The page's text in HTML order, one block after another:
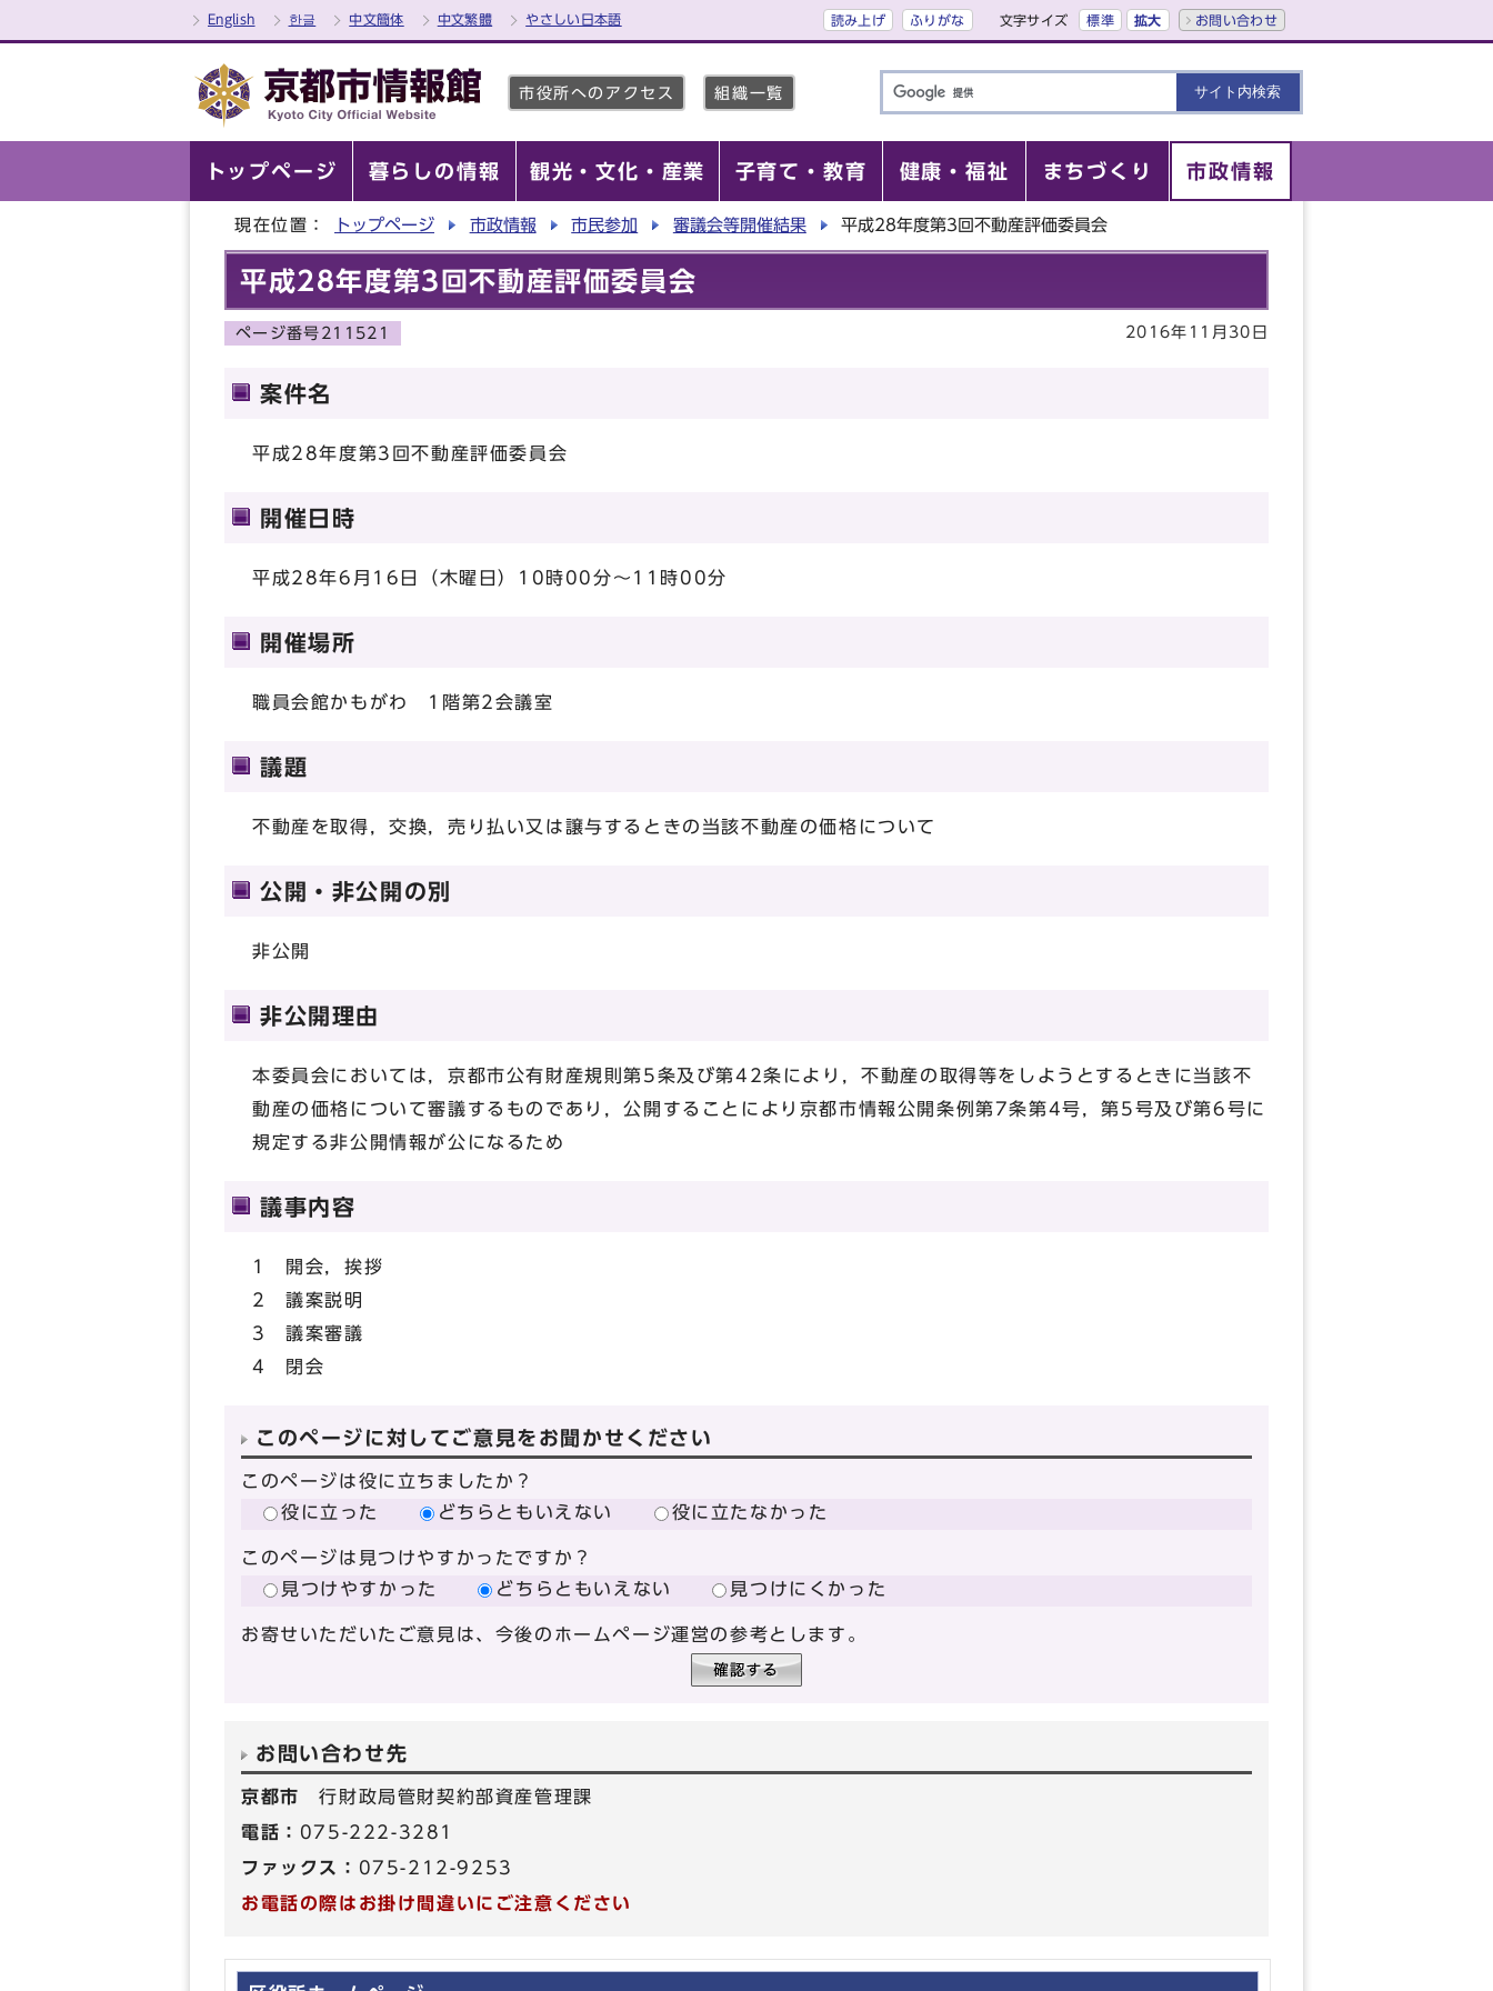
English 한글 中文簡体 中文繁體 やさしい日本語 読み上げ ふりがな 文字サイズ 標準 拡大 お問い合わせ
市役所へのアクセス 組織一覧
トップページ 暮らしの情報 観光・文化・産業 子育て・教育 健康・福祉 まちづくり 市政情報
現在位置： トップページ 市政情報 市民参加 審議会等開催結果 平成28年度第3回不動産評価委員会
平成28年度第3回不動産評価委員会
ページ番号211521 2016年11月30日
案件名
平成28年度第3回不動産評価委員会
開催日時
平成28年6月16日（木曜日）10時00分～11時00分
開催場所
職員会館かもがわ 1階第2会議室
議題
不動産を取得，交換，売り払い又は譲与するときの当該不動産の価格について
公開・非公開の別
非公開
非公開理由
本委員会においては，京都市公有財産規則第5条及び第42条により，不動産の取得等をしようとするときに当該不
動産の価格について審議するものであり，公開することにより京都市情報公開条例第7条第4号，第5号及び第6号に
規定する非公開情報が公になるため
議事内容
1 開会，挨拶
2 議案説明
3 議案審議
4 閉会
このページに対してご意見をお聞かせください
このページは役に立ちましたか？
役に立った
どちらともいえない 役に立たなかった
このページは見つけやすかったですか？
見つけやすかった
どちらともいえない 見つけにくかった
お寄せいただいたご意見は、今後のホームページ運営の参考とします。
お問い合わせ先
京都市行財政局管財契約部資産管理課
電話： 075-222-3281
ファックス： 075-212-9253
お電話の際はお掛け間違いにご注意ください